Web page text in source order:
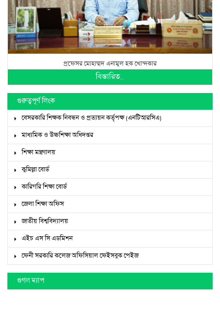
প্রফেসর মোহাম্মদ এনামুল হক খোন্দকার
বিস্তারিত...
গুরুত্বপূর্ণ লিংক
বেসরকারি শিক্ষক নিবন্ধন ও প্রত্যয়ন কর্তৃপক্ষ (এনটিআরসিএ)
মাধ্যমিক ও উচ্চশিক্ষা অধিদপ্তর
শিক্ষা মন্ত্রণালয়
কুমিল্লা বোর্ড
কারিগরি শিক্ষা বোর্ড
জেলা শিক্ষা অফিস
জাতীয় বিশ্ববিদ্যালয়
এইচ এস সি এডমিশন
ফেনী সরকারি কলেজ অফিসিয়াল ফেইসবুক পেইজ
গুগল ম্যাপ